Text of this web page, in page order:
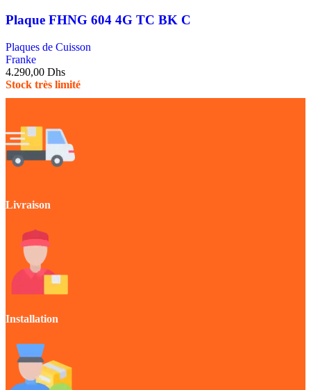
Plaque FHNG 604 4G TC BK C
Plaques de Cuisson
Franke
4.290,00 Dhs
Stock très limité
Livraison
Installation